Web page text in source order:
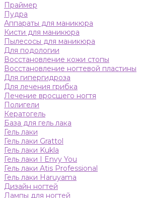
Праймер
Пудра
Аппараты для маникюра
Кисти для маникюра
Пылесосы для маникюра
Для подологии
Восстановление кожи стопы
Восстановление ногтевой пластины
Для гипергидроза
Для лечения грибка
Лечение вросшего ногтя
Полигели
Кератогель
База для гель лака
Гель лаки
Гель лаки Grattol
Гель лаки Kukla
Гель лаки I Envy You
Гель лаки Atis Professional
Гель лаки Haruyama
Дизайн ногтей
Лампы для ногтей